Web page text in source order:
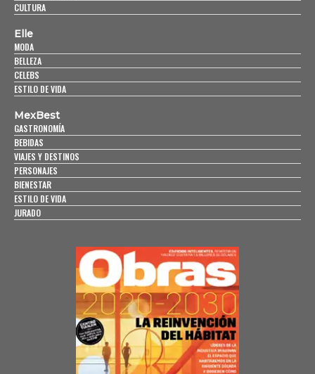
CULTURA
Elle
MODA
BELLEZA
CELEBS
ESTILO DE VIDA
MexBest
GASTRONOMÍA
BEBIDAS
VIAJES Y DESTINOS
PERSONAJES
BIENESTAR
ESTILO DE VIDA
JURADO